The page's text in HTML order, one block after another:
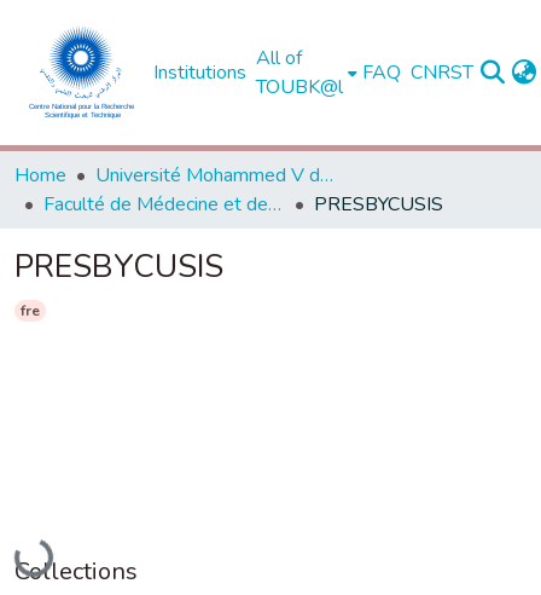
Institutions
All of
TOUBK@l
FAQ CNRST
Home
Université Mohammed V de Rabat
Faculté de Médecine et de Pharmacie - Rabat
PRESBYCUSIS
PRESBYCUSIS
fre
Loading...
Collections